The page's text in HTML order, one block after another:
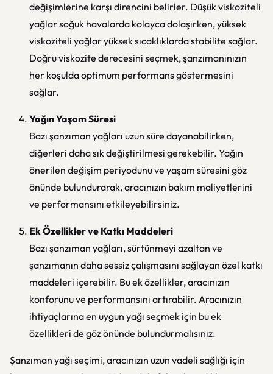
değişimlerine karşı direncini belirler. Düşük viskoziteli
yağlar soğuk havalarda kolayca dolaşırken, yüksek
viskoziteli yağlar yüksek sıcaklıklarda stabilite sağlar.
Doğru viskozite derecesini seçmek, şanzımanınızın
her koşulda optimum performans göstermesini
sağlar.
Yağın Yaşam Süresi
Bazı şanzıman yağları uzun süre dayanabilirken,
diğerleri daha sık değiştirilmesi gerekebilir. Yağın
önerilen değişim periyodunu ve yaşam süresini göz
önünde bulundurarak, aracınızın bakım maliyetlerini
ve performansını etkileyebilirsiniz.
Ek Özellikler ve Katkı Maddeleri
Bazı şanzıman yağları, sürtünmeyi azaltan ve
şanzımanın daha sessiz çalışmasını sağlayan özel katkı
maddeleri içerebilir. Bu ek özellikler, aracınızın
konforunu ve performansını artırabilir. Aracınızın
ihtiyaçlarına en uygun yağı seçmek için bu ek
özellikleri de göz önünde bulundurmalısınız.
Şanzıman yağı seçimi, aracınızın uzun vadeli sağlığı için